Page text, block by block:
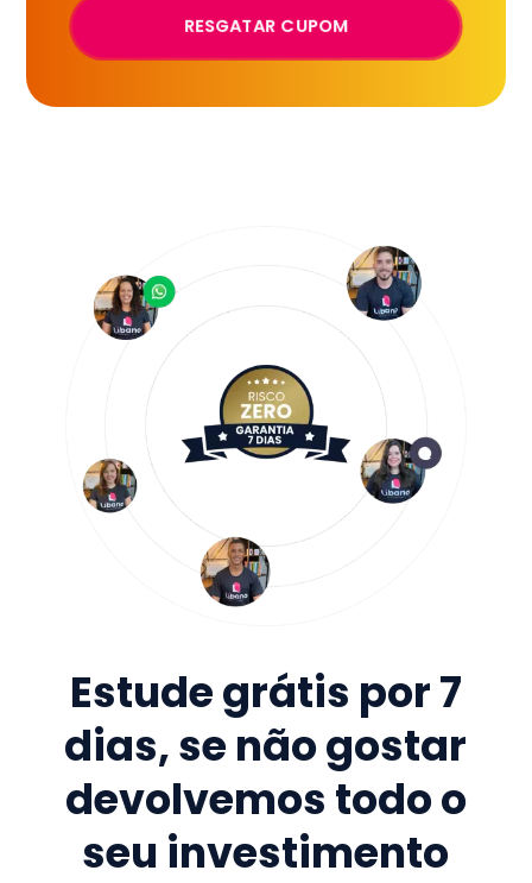
RESGATAR CUPOM
Estude grátis por 7
dias, se não gostar
devolvemos todo o
seu investimento